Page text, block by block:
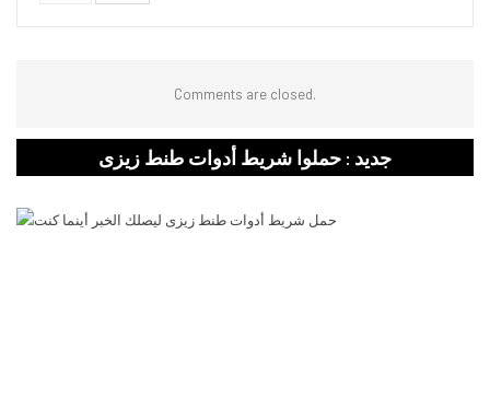
Comments are closed.
جديد : حملوا شريط أدوات طنط زيزى